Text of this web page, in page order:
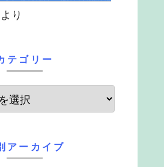
より
テゴリー
アーカイブ